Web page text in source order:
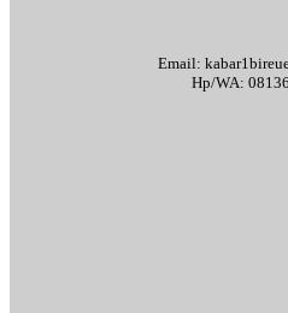
Email:
Hp/WA: